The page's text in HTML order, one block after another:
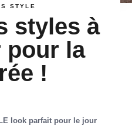
STYLE
styles à
pour la
!
look parfait pour le jour